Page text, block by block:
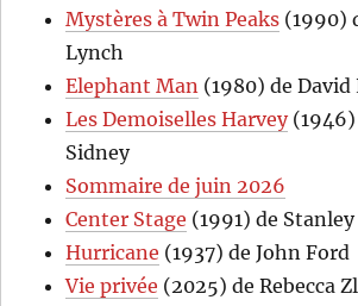
Mystères à Twin Peaks (1990)
Lynch
Elephant Man (1980) de David
Les Demoiselles Harvey(1946)
Sidney
Sommaire de juin 2026
Center Stage (1991) de
Hurricane (1937) de John Ford
Vie privée (2025) de Rebecca